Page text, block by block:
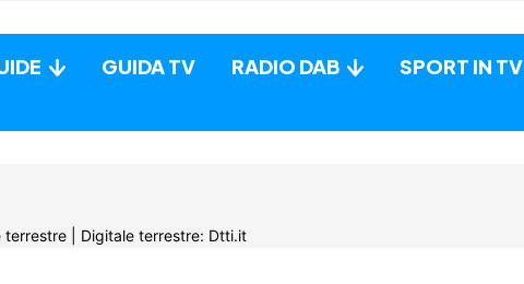
GUIDA TV RADIO DAB SPORT IN TV